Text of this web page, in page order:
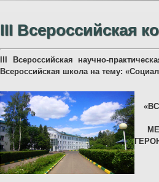
III Всероссийская
III Всероссийская научно-
Всероссийская школа на тему: